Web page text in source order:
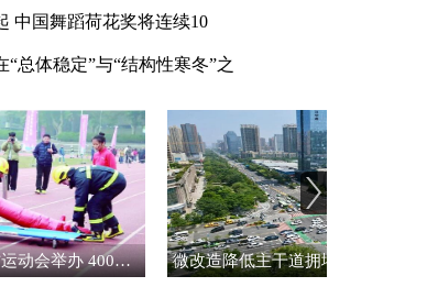
中国舞蹈荷花奖将连续10
“总体稳定”与“结构性寒冬”之
西安首届大学生消防运动会举办 400多名学生同台竞技